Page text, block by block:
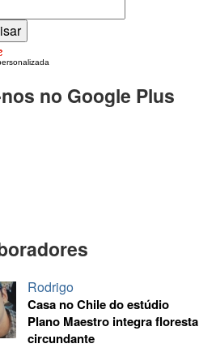
no Google Plus
Rodrigo
Casa no Chile do estúdio
Plano Maestro integra floresta
circundante